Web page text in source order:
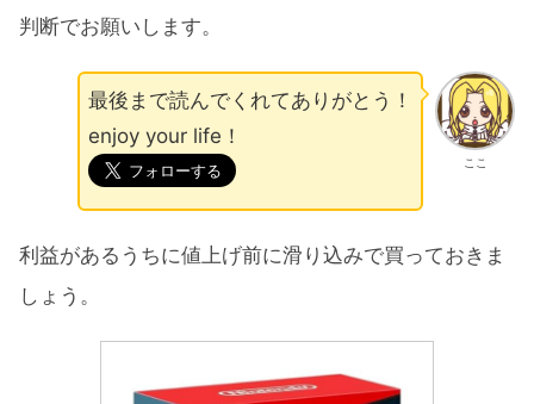
判断でお願いします。
ここ
最後まで読んでくれてありがとう！
enjoy your life！
利益があるうちに値上げ前に滑り込みで買っておきま
しょう。